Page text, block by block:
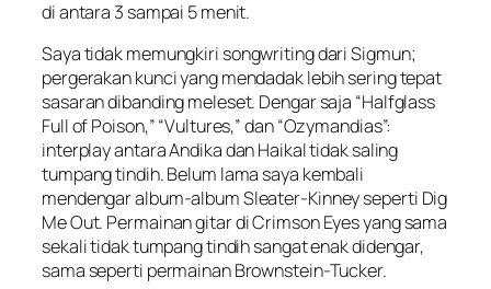
di antara 3 sampai 5 menit.
Saya tidak memungkiri songwritingdari Sigmun;
pergerakan kunci yang mendadak lebih sering tepat
sasaran dibanding meleset. Dengar saja “Halfglass
Full of Poison,” “Vultures,” dan “Ozymandias”:
interplayantara Andika dan Haikal tidak saling
tumpang tindih. Belum lama saya kembali
mendengar album-album Sleater-Kinney seperti Dig
Me Out. Permainan gitar diCrimson Eyesyang sama
sekali tidak tumpang tindih sangat enak didengar,
sama seperti permainan Brownstein-Tucker.